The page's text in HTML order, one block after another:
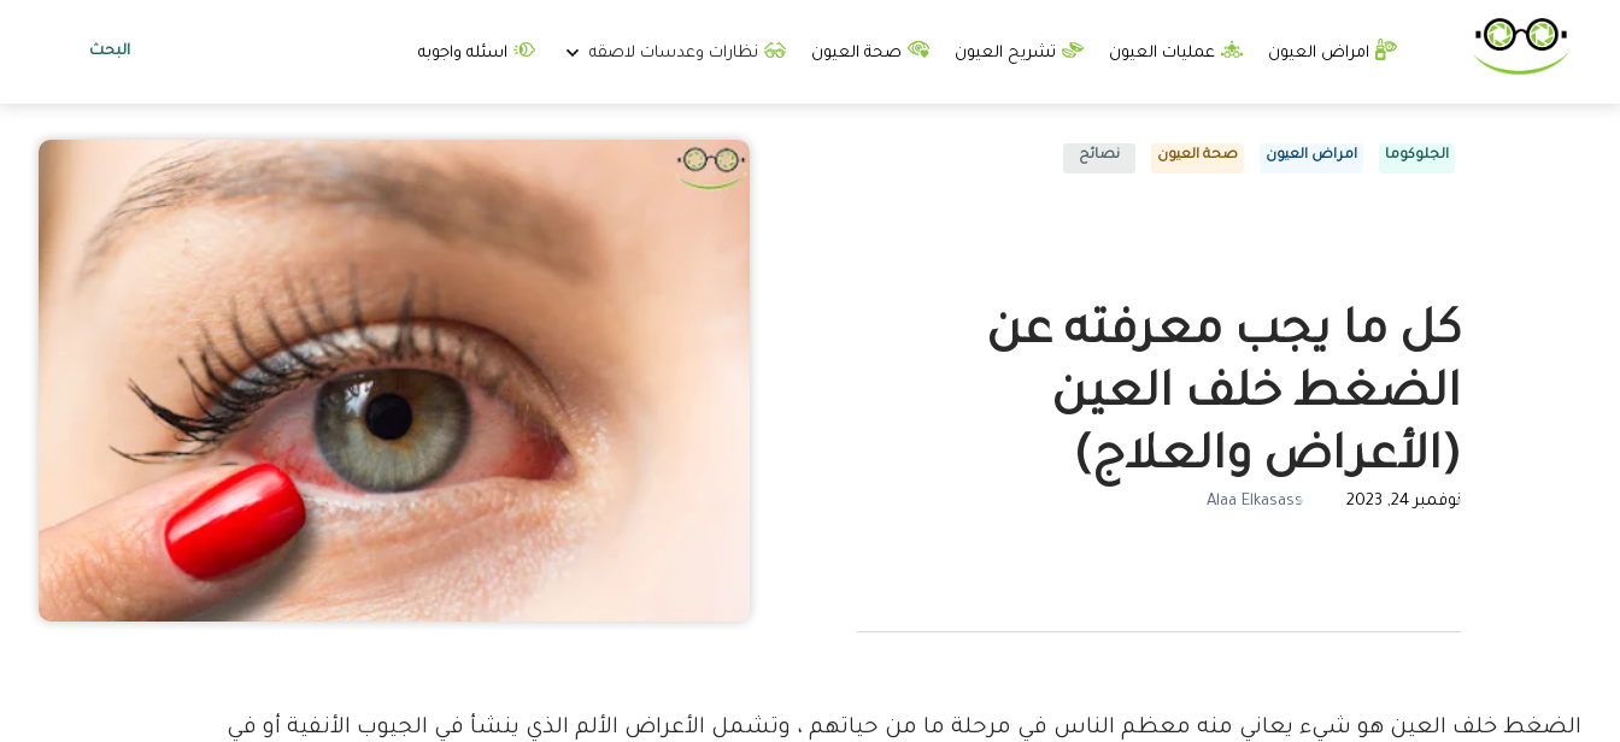
امراض العيون عمليات العيون تشريح العيون صحة العيون نظارات وعدسات لاصقه اسئله واجوبه البحث
الجلوكوما امراض العيون صحة العيون نصائح
كل ما يجب معرفته عن
الضغط خلف العين
(الأعراض والعلاج)
نوفمبر 24, 2023 Alaa Elkasass
الضغط خلف العين هو شيء يعاني منه معظم الناس في مرحلة ما من حياتهم ، وتشمل الأعراض الألم الذي ينشأ في الجيوب الأنفية أو في